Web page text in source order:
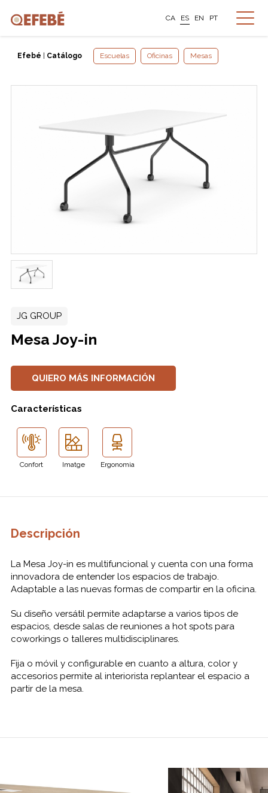
CA ES EN PT
Efebé Catálogo Escuelas Oficinas Mesas
JG GROUP
Mesa Joy-in
QUIERO MÁS INFORMACIÓN
Características
Confort Imatge Ergonomia
Descripción
La Mesa Joy-in es multifuncional y cuenta con una forma
innovadora de entender los espacios de trabajo.
Adaptable a las nuevas formas de compartir en la oficina.
Su diseño versátil permite adaptarse a varios tipos de
espacios, desde salas de reuniones a hot spots para
coworkings o talleres multidisciplinares.
Fija o móvil y configurable en cuanto a altura, color y
accesorios permite al interiorista replantear el espacio a
partir de la mesa.